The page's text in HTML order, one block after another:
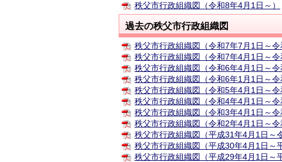
秩父市行政組織図（令和8年4月1日～）
過去の秩父市行政組織図
秩父市行政組織図（令和7年7月1日～令
秩父市行政組織図（令和7年4月1日～令
秩父市行政組織図（令和6年4月1日～令
秩父市行政組織図（令和6年1月1日～令
秩父市行政組織図（令和5年4月1日～令
秩父市行政組織図（令和4年4月1日～令
秩父市行政組織図（令和3年4月1日～令
秩父市行政組織図（令和2年4月1日～令
秩父市行政組織図（平成31年4月1日～
秩父市行政組織図（平成30年4月1日～
秩父市行政組織図（平成29年4月1日～